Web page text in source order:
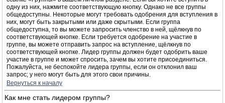
одну из них, нажмите соответствующую кнопку. Однако не все группы
общедоступны. Некоторые могут требовать одобрения для вступления в
них, могут быть закрытыми или даже скрытыми. Если группа
общедоступна, то вы можете запросить членство в ней, щёлкнув по
соответствующей кнопке. Если требуется одобрение на участие в
группе, вы можете отправить запрос на вступление, щёлкнув по
соответствующей кнопке. Лидер группы должен будет одобрить ваше
участие в группе и может спросить, зачем вы хотите присоединиться.
Пожалуйста, не беспокойте лидера группы, если он отклонил ваш
запрос; у него могут быть для этого свои причины.
Вернуться к началу
Как мне стать лидером группы?